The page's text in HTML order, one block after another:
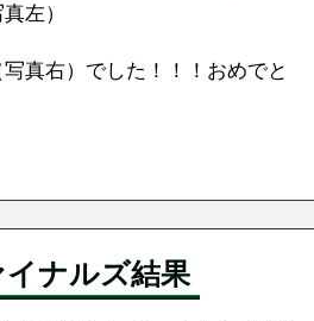
左）
真右）でした！！！おめでと
ナルズ結果